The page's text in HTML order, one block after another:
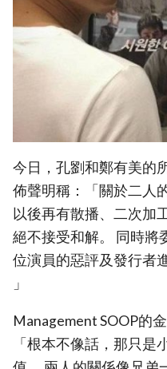
今日，孔劉和鄭有美的
佈聲明稱：「關於二人
以後再有散播、二次加
絕不接受和解。 同時將
位演員的惡評及發行者
」
Management SOOP的
「根本不像話，那只